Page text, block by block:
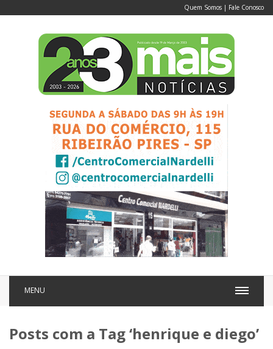
Quem Somos | Fale Conosco
MENU
Posts com a Tag ‘henrique e diego’